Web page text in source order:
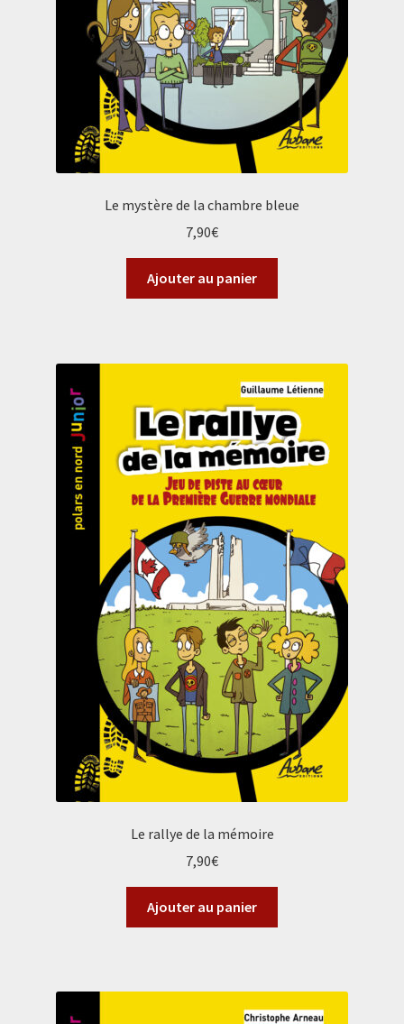
Le mystère de la chambre bleue
7,90€
Ajouter au panier
Le rallye de la mémoire
7,90€
Ajouter au panier